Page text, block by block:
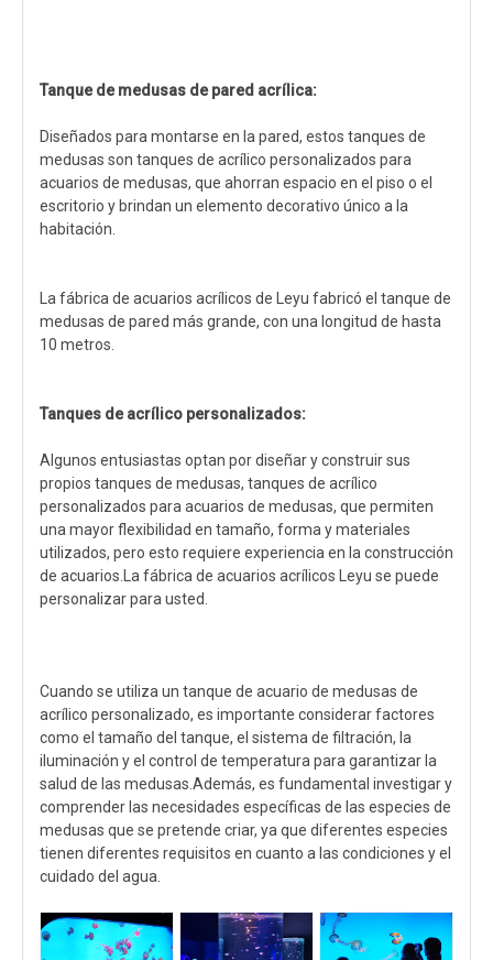
Tanque de medusas de pared acrílica:
Diseñados para montarse en la pared, estos tanques de
medusas son tanques de acrílico personalizados para
acuarios de medusas, que ahorran espacio en el piso o el
escritorio y brindan un elemento decorativo único a la
habitación.
La fábrica de acuarios acrílicos de Leyu fabricó el tanque de
medusas de pared más grande, con una longitud de hasta
10 metros.
Tanques de acrílico personalizados:
Algunos entusiastas optan por diseñar y construir sus
propios tanques de medusas, tanques de acrílico
personalizados para acuarios de medusas, que permiten
una mayor flexibilidad en tamaño, forma y materiales
utilizados, pero esto requiere experiencia en la construcción
de acuarios.La fábrica de acuarios acrílicos Leyu se puede
personalizar para usted.
Cuando se utiliza un tanque de acuario de medusas de
acrílico personalizado, es importante considerar factores
como el tamaño del tanque, el sistema de filtración, la
iluminación y el control de temperatura para garantizar la
salud de las medusas.Además, es fundamental investigar y
comprender las necesidades específicas de las especies de
medusas que se pretende criar, ya que diferentes especies
tienen diferentes requisitos en cuanto a las condiciones y el
cuidado del agua.